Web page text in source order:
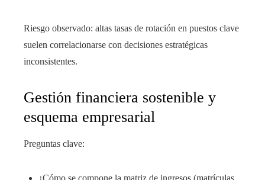
Riesgo observado: altas tasas de rotación en puestos clave
suelen correlacionarse con decisiones estratégicas
inconsistentes.
Gestión financiera sostenible y
esquema empresarial
Preguntas clave:
¿Cómo se compone la matriz de ingresos (matrículas,